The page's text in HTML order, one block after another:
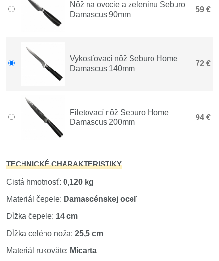
Nože Seburo SARADA 93
Nože Seburo HOKORI 37
Nože Seburo HOGANI
Nože Seburo WEST
Nože Tojiro
Nože Tojiro Shippu
Nože Tojiro Zen 1
Nože Samura
Nože Samura MO-V 4
Nože Samura Bamboo
Nôž na ovocie a zeleninu Seburo
Damascus 90mm
59 €
Vykosťovací nôž Seburo Home
Damascus 140mm
72 €
Filetovací nôž Seburo Home
Damascus 200mm
94 €
TECHNICKÉ CHARAKTERISTIKY
Cistá hmotnosť: 0,120 kg
Materiál čepele: Damascénskej oceľ
Dĺžka čepele: 14 cm
Dĺžka celého noža: 25,5 cm
Materiál rukoväte: Micarta